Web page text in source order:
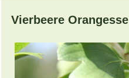
Vierbeere Orangesse